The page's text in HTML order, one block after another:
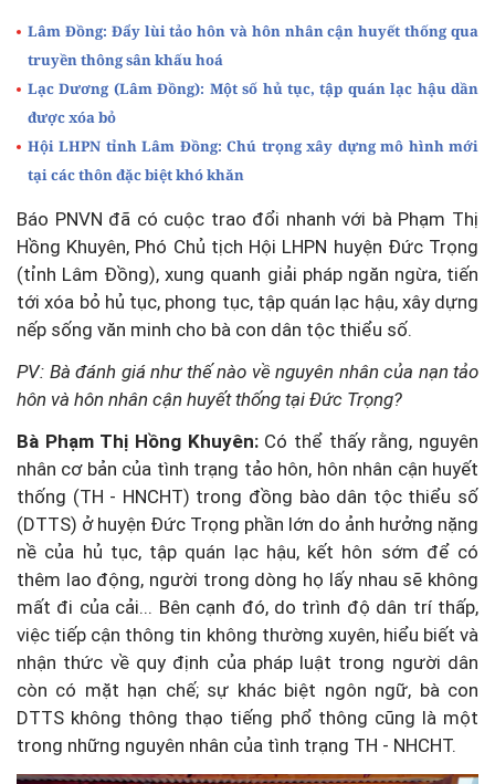
Lâm Đồng: Đẩy lùi tảo hôn và hôn nhân cận huyết thống qua
truyền thông sân khấu hoá
Lạc Dương (Lâm Đồng): Một số hủ tục, tập quán lạc hậu dần
được xóa bỏ
Hội LHPN tỉnh Lâm Đồng: Chú trọng xây dựng mô hình mới
tại các thôn đặc biệt khó khăn
Báo PNVN đã có cuộc trao đổi nhanh với bà Phạm Thị
Hồng Khuyên, Phó Chủ tịch Hội LHPN huyện Đức Trọng
(tỉnh Lâm Đồng), xung quanh giải pháp ngăn ngừa, tiến
tới xóa bỏ hủ tục, phong tục, tập quán lạc hậu, xây dựng
nếp sống văn minh cho bà con dân tộc thiểu số.
PV: Bà đánh giá như thế nào về nguyên nhân của nạn tảo
hôn và hôn nhân cận huyết thống tại Đức Trọng?
Bà Phạm Thị Hồng Khuyên: Có thể thấy rằng, nguyên
nhân cơ bản của tình trạng tảo hôn, hôn nhân cận huyết
thống (TH - HNCHT) trong đồng bào dân tộc thiểu số
(DTTS) ở huyện Đức Trọng phần lớn do ảnh hưởng nặng
nề của hủ tục, tập quán lạc hậu, kết hôn sớm để có
thêm lao động, người trong dòng họ lấy nhau sẽ không
mất đi của cải... Bên cạnh đó, do trình độ dân trí thấp,
việc tiếp cận thông tin không thường xuyên, hiểu biết và
nhận thức về quy định của pháp luật trong người dân
còn có mặt hạn chế; sự khác biệt ngôn ngữ, bà con
DTTS không thông thạo tiếng phổ thông cũng là một
trong những nguyên nhân của tình trạng TH - NHCHT.